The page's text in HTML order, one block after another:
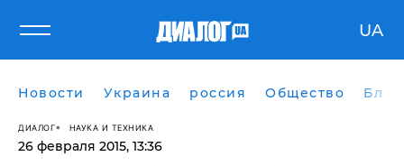
UA
Новости Украина россия Общество
ДИАЛОГ НАУКА И ТЕХНИКА
26 февраля 2015, 13:36